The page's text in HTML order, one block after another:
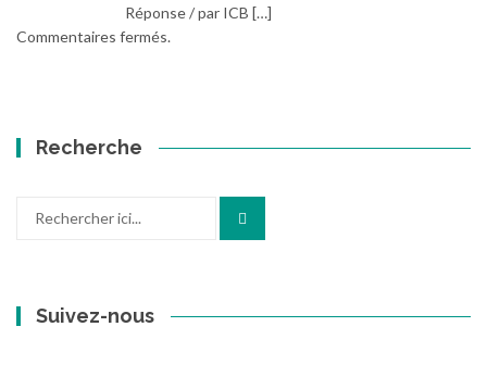
Réponse / par ICB […]
Commentaires fermés.
Recherche
Suivez-nous